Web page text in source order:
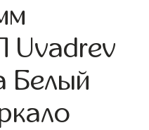
Uvadrev
Белый